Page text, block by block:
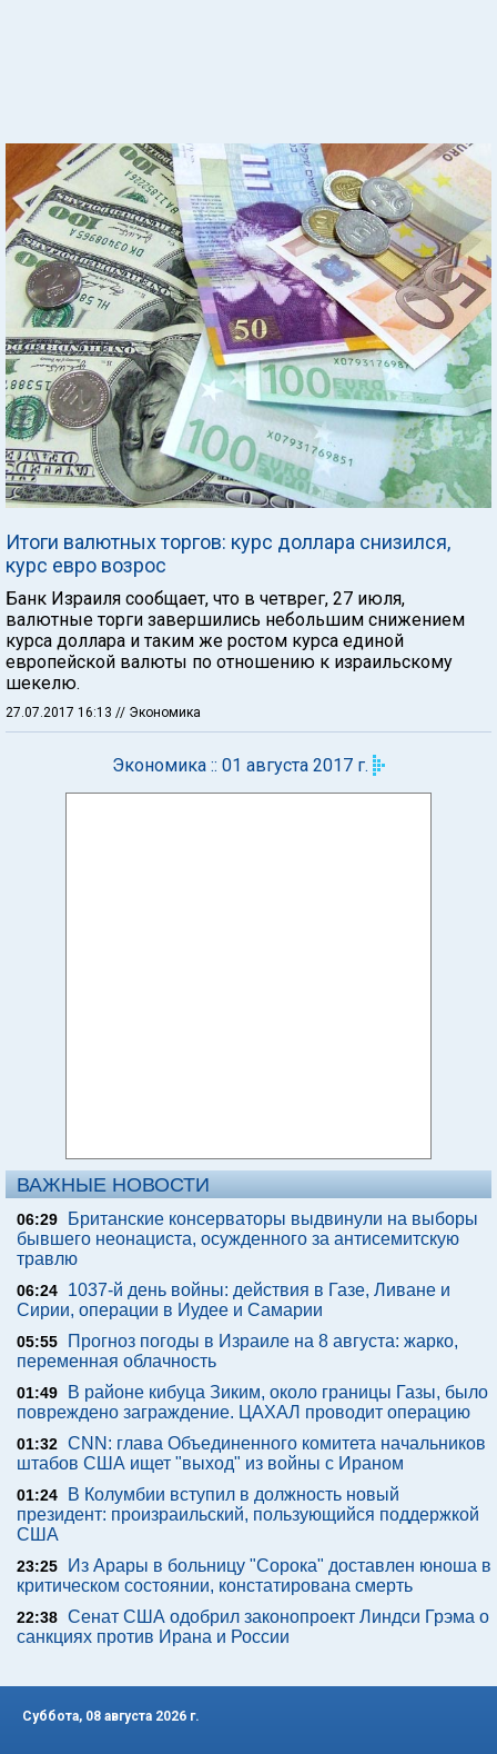
Итоги валютных торгов: курс доллара снизился,
курс евро возрос
Банк Израиля сообщает, что в четврег, 27 июля,
валютные торги завершились небольшим снижением
курса доллара и таким же ростом курса единой
европейской валюты по отношению к израильскому
шекелю.
27.07.2017 16:13 // Экономика
Экономика :: 01 августа 2017 г.
ВАЖНЫЕ НОВОСТИ
06:29
Британские консерваторы выдвинули на выборы
бывшего неонациста, осужденного за антисемитскую
травлю
06:24
1037-й день войны: действия в Газе, Ливане и
Сирии, операции в Иудее и Самарии
05:55
Прогноз погоды в Израиле на 8 августа: жарко,
переменная облачность
01:49
В районе кибуца Зиким, около границы Газы, было
повреждено заграждение. ЦАХАЛ проводит операцию
01:32 CNN: глава Объединенного комитета начальников
штабов США ищет "выход" из войны с Ираном
01:24
В Колумбии вступил в должность новый
президент: произраильский, пользующийся поддержкой
США
23:25
Из Арары в больницу "Сорока" доставлен юноша в
критическом состоянии, констатирована смерть
22:38 Сенат США одобрил законопроект Линдси Грэма о
санкциях против Ирана и России
Суббота, 08 августа 2026 г.